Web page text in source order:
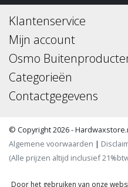
Klantenservice
Mijn account
Osmo
Categorieën
Contactgegevens
© Copyright 2026 -
Algemene voorwaarden |
(Alle prijzen altijd inclusief
Door het gebruiken van onze